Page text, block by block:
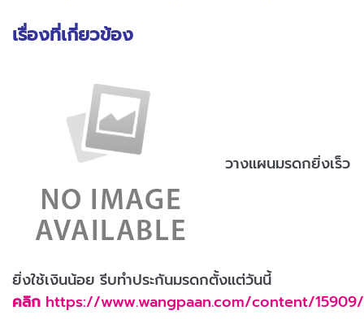
เรื่องที่เกี่ยวข้อง
วางแผนมรดกยิ่งเร็ว
ยิ่งใช้เงินน้อย รีบทำประกันมรดกตั้งแต่วันนี้
คลิก https://www.wangpaan.com/content/